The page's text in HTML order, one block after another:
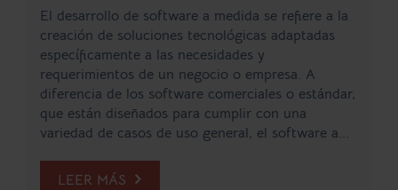
El desarrollo de software a medida se refiere a la
creación de soluciones tecnológicas adaptadas
específicamente a las necesidades y
requerimientos de un negocio o empresa. A
diferencia de los software comerciales o estándar,
que están diseñados para cumplir con una
variedad de casos de uso general, el software a...
LEER MÁS